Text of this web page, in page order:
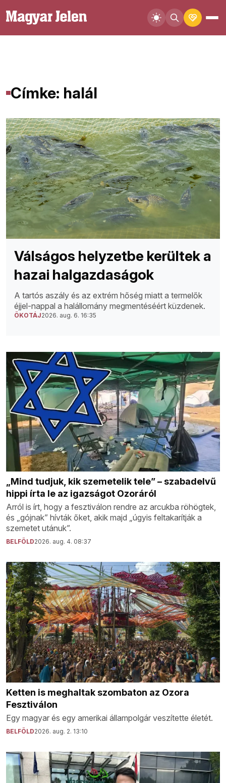
Címke: halál
Válságos helyzetbe kerültek a
hazai halgazdaságok
A tartós aszály és az extrém hőség miatt a termelők
éjjel-nappal a halállomány megmentéséért küzdenek.
ÖKOTÁJ2026. aug. 6. 16:35
„Mind tudjuk, kik szemetelik tele” – szabadelvű
hippi írta le az igazságot Ozoráról
Arról is írt, hogy a fesztiválon rendre az arcukba röhögtek,
és „gójnak” hívták őket, akik majd „úgyis feltakarítják a
szemetet utánuk”.
BELFÖLD2026. aug. 4. 08:37
Ketten is meghaltak szombaton az Ozora
Fesztiválon
Egy magyar és egy amerikai állampolgár veszítette életét.
BELFÖLD2026. aug. 2. 13:10